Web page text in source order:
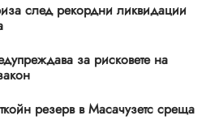
след рекордни ликвидации
за рисковете на
резерв в Масачузетс среща